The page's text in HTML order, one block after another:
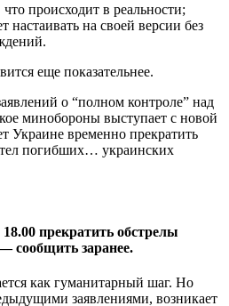
происходит в реальности;
на своей версии без
еще показательнее.
о “полном контроле” над
минобороны выступает с новой
Украине временно прекратить
погибших… украинских
прекратить обстрелы
сообщить заранее.
как гуманитарный шаг. Но
заявлениями, возникает